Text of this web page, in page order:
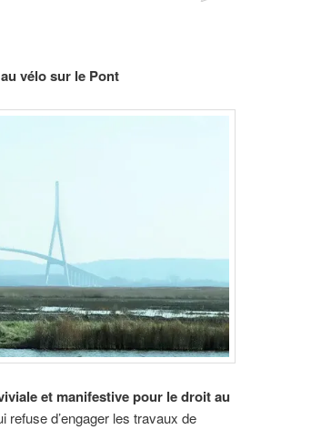
vélo sur le Pont
et manifestivepour le droit au
refuse d’engager les travaux de